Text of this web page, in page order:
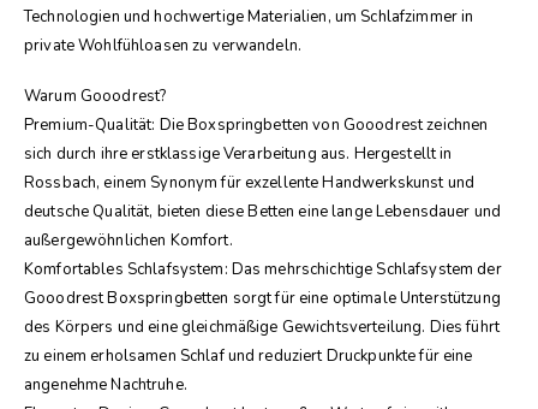
Technologien und hochwertige Materialien, um Schlafzimmer in
private Wohlfühloasen zu verwandeln.
Warum Gooodrest?
Premium-Qualität: Die Boxspringbetten von Gooodrest zeichnen
sich durch ihre erstklassige Verarbeitung aus. Hergestellt in
Rossbach, einem Synonym für exzellente Handwerkskunst und
deutsche Qualität, bieten diese Betten eine lange Lebensdauer und
außergewöhnlichen Komfort.
Komfortables Schlafsystem: Das mehrschichtige Schlafsystem der
Gooodrest Boxspringbetten sorgt für eine optimale Unterstützung
des Körpers und eine gleichmäßige Gewichtsverteilung. Dies führt
zu einem erholsamen Schlaf und reduziert Druckpunkte für eine
angenehme Nachtruhe.